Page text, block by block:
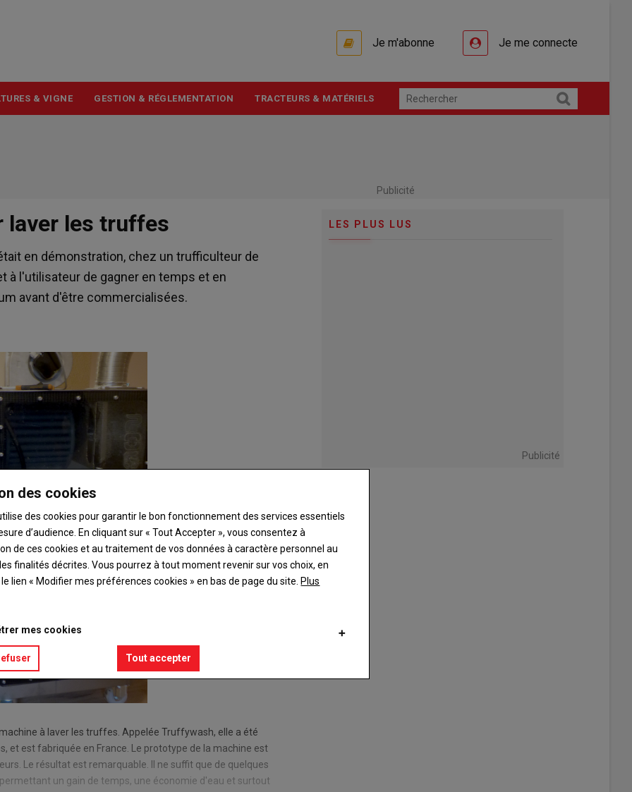
Je m'abonne Je me connecte
& VIGNE GESTION & RÉGLEMENTATION TRACTEURS & MATÉRIELS
Publicité
laver les truffes
en démonstration, chez un trufficulteur de
à l'utilisateur de gagner en temps et en
avant d'être commercialisées.
à laver les truffes. Appelée Truffywash, elle a été
et est fabriquée en France. Le prototype de la machine est
Le résultat est remarquable. Il ne suffit que de quelques
un gain de temps, une économie d'eau et surtout
LES PLUS LUS
Publicité
des cookies
des cookies pour garantir le bon fonctionnement des services essentiels
d’audience. En cliquant sur « Tout Accepter », vous consentez à
de ces cookies et au traitement de vos données à caractère personnel au
finalités décrites. Vous pourrez à tout moment revenir sur vos choix, en
lien « Modifier mes préférences cookies » en bas de page du site. Plus
mes cookies
Tout accepter